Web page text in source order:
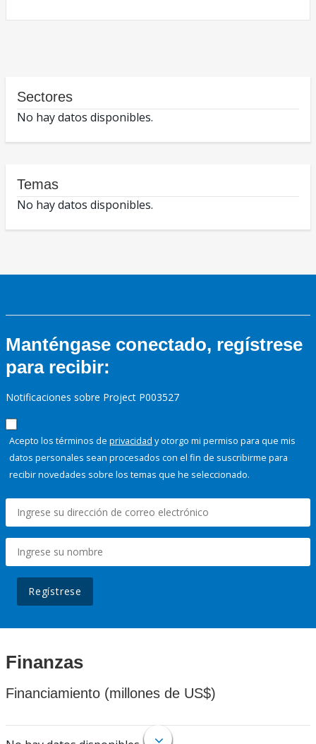
Sectores
No hay datos disponibles.
Temas
No hay datos disponibles.
Manténgase conectado, regístrese
para recibir:
Notificaciones sobre Project P003527
Acepto los términos de privacidad y otorgo mi permiso para que mis
datos personales sean procesados con el fin de suscribirme para
recibir novedades sobre los temas que he seleccionado.
Regístrese
Finanzas
Financiamiento (millones de US$)